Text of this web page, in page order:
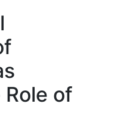
Role of